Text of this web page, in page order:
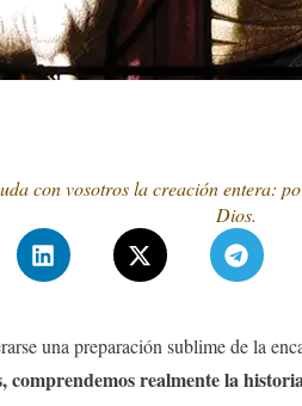
con vosotros la creación entera:
Dios.
una preparación sublime de la
realmente la